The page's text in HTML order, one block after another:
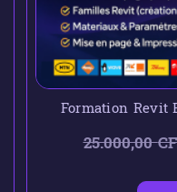
Formation Revit
25.000,00